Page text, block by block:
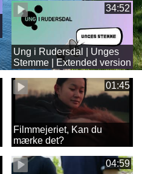
34:52
Ung i Rudersdal | Unges
Stemme | Extended version
01:45
Filmmejeriet, Kan du
mærke det?
04:59